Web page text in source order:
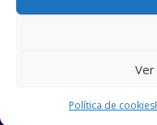
Política de cookies
Argamasa